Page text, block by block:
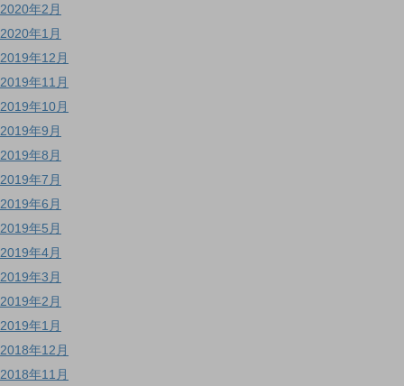
2020年2月
2020年1月
2019年12月
2019年11月
2019年10月
2019年9月
2019年8月
2019年7月
2019年6月
2019年5月
2019年4月
2019年3月
2019年2月
2019年1月
2018年12月
2018年11月